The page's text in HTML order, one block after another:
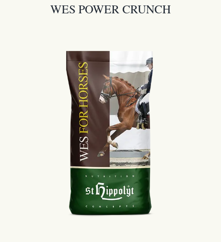
WES POWER CRUNCH